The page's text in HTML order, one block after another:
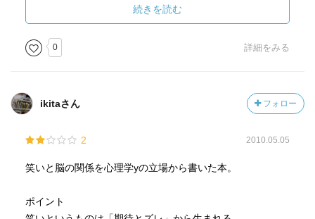
防車」の方が短くなる。プライム単語と意味的関連がある
（つまり、プライム単語がいわば文脈の役割を果たしてい
る）単語の方が、反応が早いのである。「通り」の場合は
関連性がないので「消防車」よりも遅くなるが、N400は逆
著にあらわれる
笑うからおかしい
優越理論 プラトン
続きを読む
0 詳細をみる
ikitaさん フォロー
2 2010.05.05
笑いと脳の関係を心理学yの立場から書いた本。
ポイント